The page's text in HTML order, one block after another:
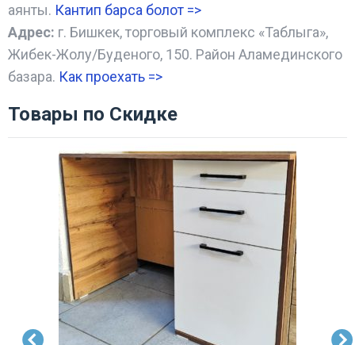
аянты. Кантип барса болот =>
Адрес: г. Бишкек, торговый комплекс «Таблыга»,
Жибек-Жолу/Буденого, 150. Район Аламединского
базара. Как проехать =>
Товары по Скидке